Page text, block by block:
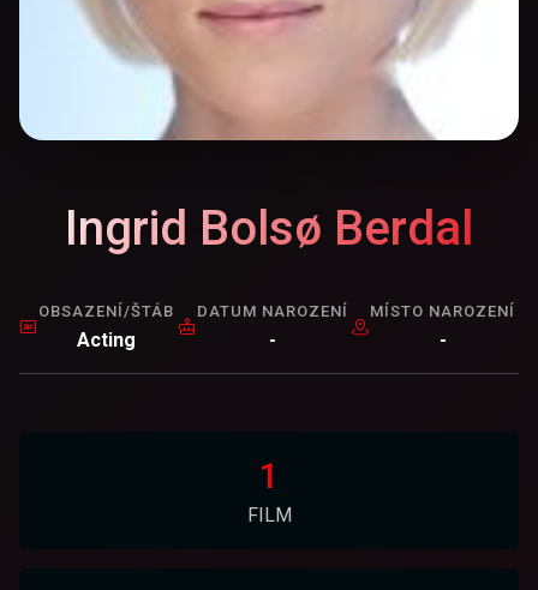
Ingrid Bolsø Berdal
OBSAZENÍ/ŠTÁB
Acting
DATUM NAROZENÍ
-
MÍSTO NAROZENÍ
-
1
FILM